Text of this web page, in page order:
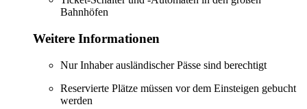
Bahnhöfen
Weitere Informationen
Nur Inhaber ausländischer Pässe sind berechtigt
Reservierte Plätze müssen vor dem Einsteigen gebucht
werden